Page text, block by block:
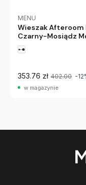
MENU
Wieszak Afteroom
Czarny-Mosiądz
353.76 zł 402.00 -
w magazynie